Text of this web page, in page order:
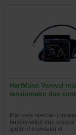
HartMann Veroval
tensiometru duo
Manseta special
tensiometrul duo control
ajutorul mansetei si…